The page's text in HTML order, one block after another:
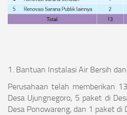
1. Bantuan Instalasi Air Bersih
Perusahaan telah memberikan
Desa Ujungnegoro, 5 paket di
Desa Ponowareng, dan 1 paket di